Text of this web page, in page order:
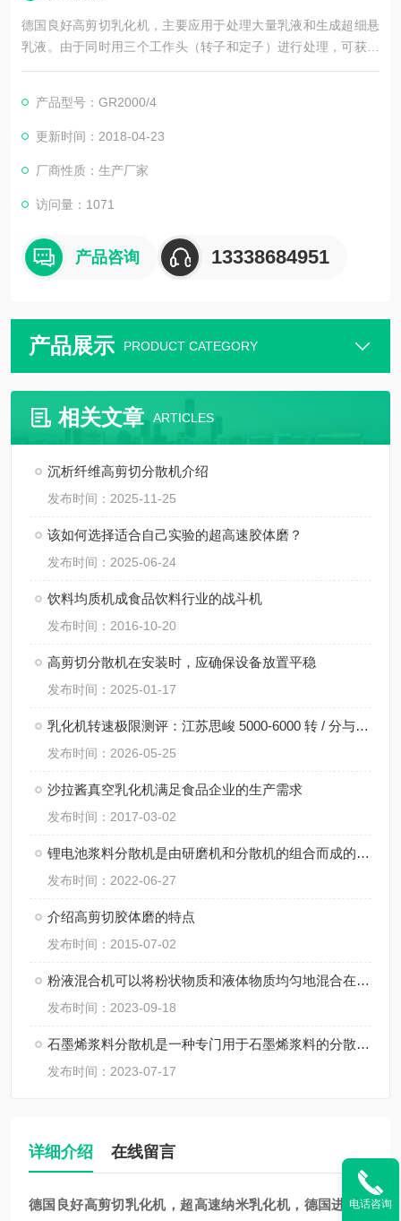
德国良好高剪切乳化机，主要应用于处理大量乳液和生成超细悬
乳液。由于同时用三个工作头（转子和定子）进行处理，可获得
很窄的粒径分布,获得更小的液滴和颗粒，因而生成的混合液的稳
都有相同的转速和剪切率，这样便于规模扩产。符合GSP和SSP
的清洁标准,因此特别适合于食和药品生产。
产品型号：GR2000/4
更新时间：2018-04-23
厂商性质：生产厂家
访问量：1071
产品咨询 13338684951
产品展示 PRODUCT CATEGORY
相关文章 ARTICLES
沉析纤维高剪切分散机介绍
发布时间：2025-11-25
该如何选择适合自己实验的超高速胶体磨？
发布时间：2025-06-24
饮料均质机成食品饮料行业的战斗机
发布时间：2016-10-20
高剪切分散机在安装时，应确保设备放置平稳
发布时间：2025-01-17
乳化机转速极限测评：江苏思峻 5000-6000 转 / 分与行业常规机型对比（附FAQ常见问题解答）
发布时间：2026-05-25
沙拉酱真空乳化机满足食品企业的生产需求
发布时间：2017-03-02
锂电池浆料分散机是由研磨机和分散机的组合而成的一体化设备
发布时间：2022-06-27
介绍高剪切胶体磨的特点
发布时间：2015-07-02
粉液混合机可以将粉状物质和液体物质均匀地混合在一起
发布时间：2023-09-18
石墨烯浆料分散机是一种专门用于石墨烯浆料的分散和均匀化处理的设备
发布时间：2023-07-17
详细介绍 在线留言
德国良好高剪切乳化机，超高速纳米乳化机，德国进口乳
电话咨询